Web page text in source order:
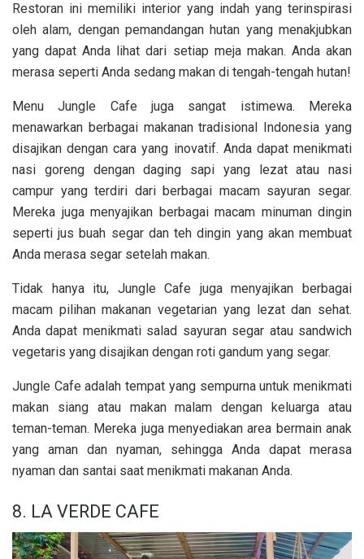
Restoran ini memiliki interior yang indah yang terinspirasi
oleh alam, dengan pemandangan hutan yang menakjubkan
yang dapat Anda lihat dari setiap meja makan. Anda akan
merasa seperti Anda sedang makan di tengah-tengah hutan!
Menu Jungle Cafe juga sangat istimewa. Mereka
menawarkan berbagai makanan tradisional Indonesia yang
disajikan dengan cara yang inovatif. Anda dapat menikmati
nasi goreng dengan daging sapi yang lezat atau nasi
campur yang terdiri dari berbagai macam sayuran segar.
Mereka juga menyajikan berbagai macam minuman dingin
seperti jus buah segar dan teh dingin yang akan membuat
Anda merasa segar setelah makan.
Tidak hanya itu, Jungle Cafe juga menyajikan berbagai
macam pilihan makanan vegetarian yang lezat dan sehat.
Anda dapat menikmati salad sayuran segar atau sandwich
vegetaris yang disajikan dengan roti gandum yang segar.
Jungle Cafe adalah tempat yang sempurna untuk menikmati
makan siang atau makan malam dengan keluarga atau
teman-teman. Mereka juga menyediakan area bermain anak
yang aman dan nyaman, sehingga Anda dapat merasa
nyaman dan santai saat menikmati makanan Anda.
8. LA VERDE CAFE